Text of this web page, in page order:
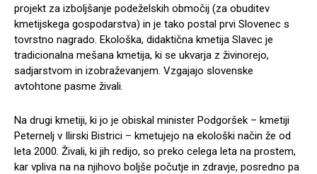
projekt za izboljšanje podeželskih območij (za obuditev
kmetijskega gospodarstva) in je tako postal prvi Slovenec s
tovrstno nagrado. Ekološka, didaktična kmetija Slavec je
tradicionalna mešana kmetija, ki se ukvarja z živinorejo,
sadjarstvom in izobraževanjem. Vzgajajo slovenske
avtohtone pasme živali.
Na drugi kmetiji, ki jo je obiskal minister Podgoršek – kmetiji
Peternelj v Ilirski Bistrici – kmetujejo na ekološki način že od
leta 2000. Živali, ki jih redijo, so preko celega leta na prostem,
kar vpliva na na njihovo boljše počutje in zdravje, posredno pa